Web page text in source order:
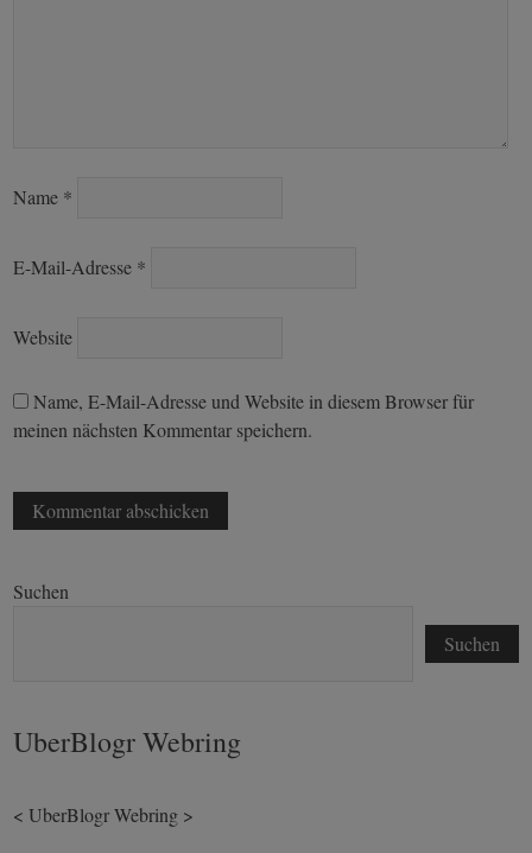
Name *
E-Mail-Adresse *
Website
Name, E-Mail-Adresse und Website in diesem Browser für
meinen nächsten Kommentar speichern.
Suchen
Suchen
UberBlogr Webring
< UberBlogr Webring >